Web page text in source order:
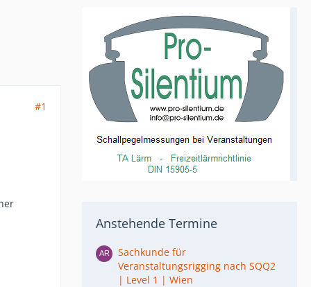
#1
Anstehende Termine
Sachkunde für
Veranstaltungsrigging nach SQQ2
| Level 1 | Wien